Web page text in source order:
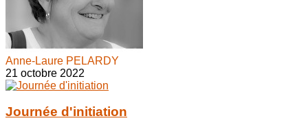
Anne-Laure PELARDY
21 octobre 2022
Journée d'initiation